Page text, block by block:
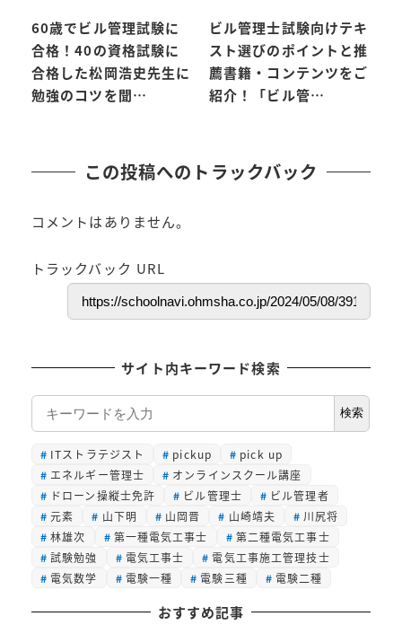
60歳でビル管理試験に
合格！40の資格試験に
合格した松岡浩史先生に
勉強のコツを聞…
ビル管理士試験向けテキ
スト選びのポイントと推
薦書籍・コンテンツをご
紹介！「ビル管…
この投稿へのトラックバック
コメントはありません。
トラックバック URL
サイト内キーワード検索
検
検索
ITストラテジスト pickup
pick up
エネルギー管理士
オンラインスクール講座
ドローン操縦士免許
ビル管理士
ビル管理者
元素
山下明 山岡晋 山崎靖夫
川尻将
林雄次
第一種電気工事士
第二種電気工事士
試験勉強
電気工事士
電気工事施工管理技士
電気数学
電験一種 電験三種 電験二種
おすすめ記事